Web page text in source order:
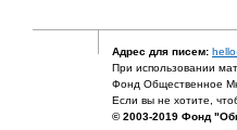
Адрес для писем:
При использовании
Фонд Общественное
Если вы не хотите,
© 2003-2019 Фонд